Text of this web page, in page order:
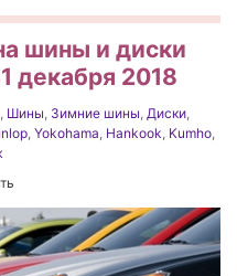
шины и диски
декабря 2018
, Шины, Зимние шины, Диски,
, Yokohama, Hankook, Kumho,